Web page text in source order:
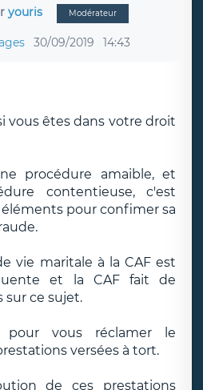
youris Modérateur
30/09/2019 14:43
vous êtes dans votre droit
procédure amaible, et
contentieuse, c'est
pour confimer sa
vie maritale à la CAF est
et la CAF fait de
sur ce sujet.
vous réclamer le
versées à tort.
de ces prestations